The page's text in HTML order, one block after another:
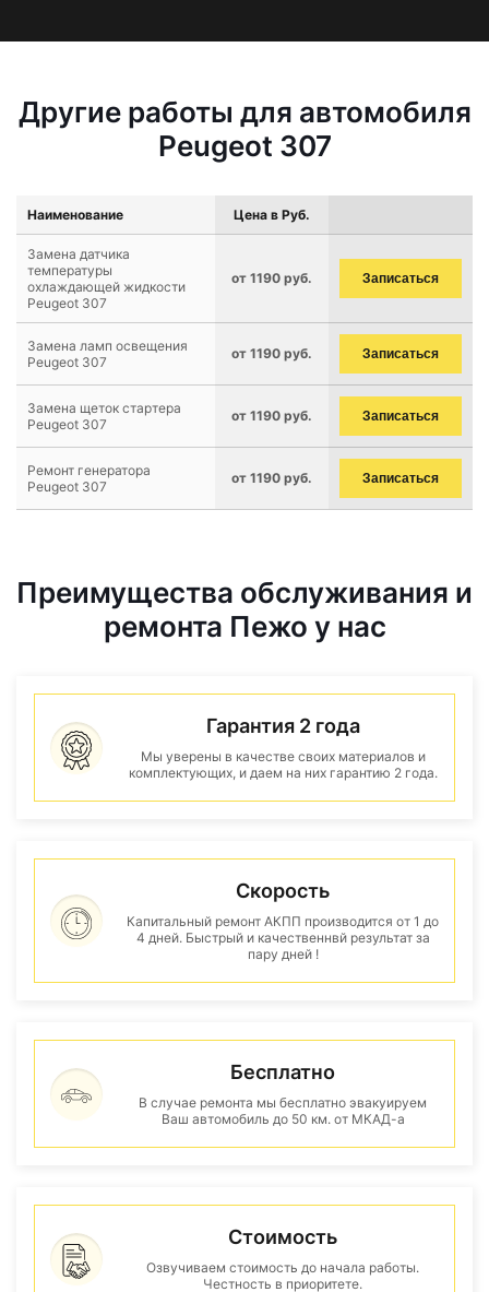
Другие работы для автомобиля
Peugeot 307
Наименование Цена в Руб.
Замена датчика
температуры
охлаждающей жидкости
Peugeot 307
от 1190 руб. Записаться
Замена ламп освещения
Peugeot 307
от 1190 руб. Записаться
Замена щеток стартера
Peugeot 307
от 1190 руб. Записаться
Ремонт генератора
Peugeot 307
от 1190 руб. Записаться
Преимущества обслуживания и
ремонта Пежо у нас
Гарантия 2 года
Мы уверены в качестве своих материалов и
комплектующих, и даем на них гарантию 2 года.
Скорость
Капитальный ремонт АКПП производится от 1 до
4 дней. Быстрый и качественнвй результат за
пару дней !
Бесплатно
В случае ремонта мы бесплатно эвакуируем
Ваш автомобиль до 50 км. от МКАД-а
Стоимость
Озвучиваем стоимость до начала работы.
Честность в приоритете.